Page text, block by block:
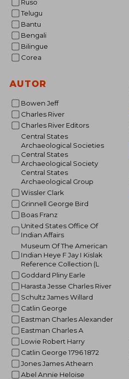
Ruso
Telugu
Bantu
Bengali
Bilingue
Corea
AUTOR
Bowen Jeff
Charles River
Charles River Editors
Central States
Archaeological Societies
Central States
Archaeological Society
Central States
Archaeological Group
Wissler Clark
Grinnell George Bird
Boas Franz
United States Office Of
Indian Affairs
Museum Of The American
Indian Heye F Jay I Kislak
Reference Collection (L
Goddard Pliny Earle
Harasta Jesse Charles River
Schultz James Willard
Catlin George
Eastman Charles Alexander
Eastman Charles A
Lowie Robert Harry
Catlin George 1796 1872
Jones James Athearn
Abel Annie Heloise